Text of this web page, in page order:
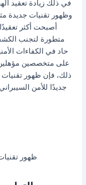
في ذلك زيادة تعقيد
وظهور تقنيات جديدة
أصبحت أكثر
متطورة لتجنب
حاد في الكفاءات
على متخصصين مؤهلين
ذلك، فإن ظهور تقنيات
جديدًا للأمن
ظهور